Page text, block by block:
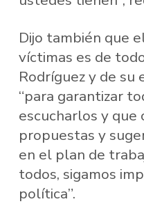
Dijo también que
víctimas es de
Rodríguez y de su
“para garantizar
escucharlos y que
propuestas y
en el plan de
todos, sigamos
política”.